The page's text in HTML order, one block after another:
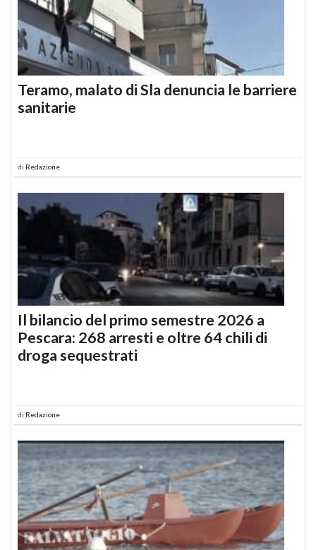
Teramo, malato di Sla denuncia le barriere
sanitarie
di Redazione
Il bilancio del primo semestre 2026 a
Pescara: 268 arresti e oltre 64 chili di
droga sequestrati
di Redazione